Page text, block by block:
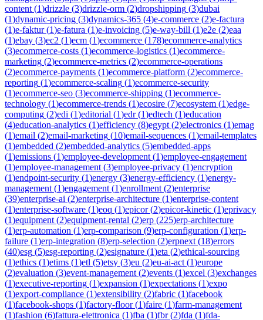
content (1)drizzle (3)drizzle-orm (2)dropshipping (3)dubai
(1)dynamic-pricing (3)dynamics-365 (4)e-commerce (2)e-factura
(1)e-faktur(1)e-fatura (1)e-invoicing (5)e-way-bill (1)e2e (2)eaa
(1)ebay (3)ec2 (1)ecm (1)ecommerce (178)ecommerce-analytics
(3)ecommerce-costs (1)ecommerce-logistics (1)ecommerce-
marketing (2)ecommerce-metrics (2)ecommerce-operations
(2)ecommerce-payments (1)ecommerce-platform (2)ecommerce-
reporting (1)ecommerce-scaling (1)ecommerce-security
(1)ecommerce-seo (3)ecommerce-shipping (1)ecommerce-
technology (1)ecommerce-trends (1)ecosire (7)ecosystem (1)edge-
computing (2)edi (1)editorial (1)edr(1)edtech (1)education
(4)education-analytics (1)efficiency (8)egypt (2)electronics (1)emag
(1)email (2)email-marketing (10)email-sequences (1)email-templates
(1)embedded (2)embedded-analytics (5)embedded-apps
(1)emissions (1)employee-development (1)employee-engagement
(1)employee-management (3)employee-privacy (1)encryption
(1)endpoint-security (1)energy (3)energy-efficiency (1)energy-
management (1)engagement (1)enrollment (2)enterprise
(39)enterprise-ai (2)enterprise-architecture (1)enterprise-content
(1)enterprise-software (1)eoq (1)epicor(2)epicor-kinetic (1)eprivacy
(1)equipment (2)equipment-rental (2)erp (225)erp-architecture
(1)erp-automation (1)erp-comparison (9)erp-configuration (1)erp-
failure (1)erp-integration (8)erp-selection (2)erpnext (18)errors
(40)esg (5)esg-reporting (2)esignature (1)eta (2)ethical-sourcing
(1)ethics (1)etims (1)etl (5)etsy (3)eu (2)eu-ai-act (1)europe
(2)evaluation (3)event-management (2)events (1)excel (3)exchanges
(1)executive-reporting (1)expansion (1)expectations (1)expo
(1)export-compliance (1)extensibility (2)fabric (1)facebook
(1)facebook-shops (1)factory-floor(1)faire (1)farm-management
(1)fashion (6)fattura-elettronica (1)fba (1)fbr(2)fda (1)fda-